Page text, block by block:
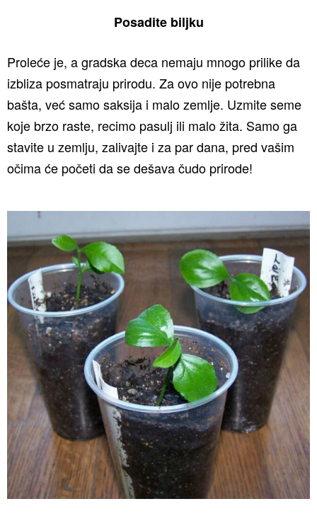
Posadite biljku
Proleće je, a gradska deca nemaju mnogo prilike da
izbliza posmatraju prirodu. Za ovo nije potrebna
bašta, već samo saksija i malo zemlje. Uzmite seme
koje brzo raste, recimo pasulj ili malo žita. Samo ga
stavite u zemlju, zalivajte i za par dana, pred vašim
očima će početi da se dešava čudo prirode!